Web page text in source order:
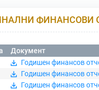
ФИНАНСОВИ
Документ
Годишен финансов
Годишен финансов
Годишен финансов